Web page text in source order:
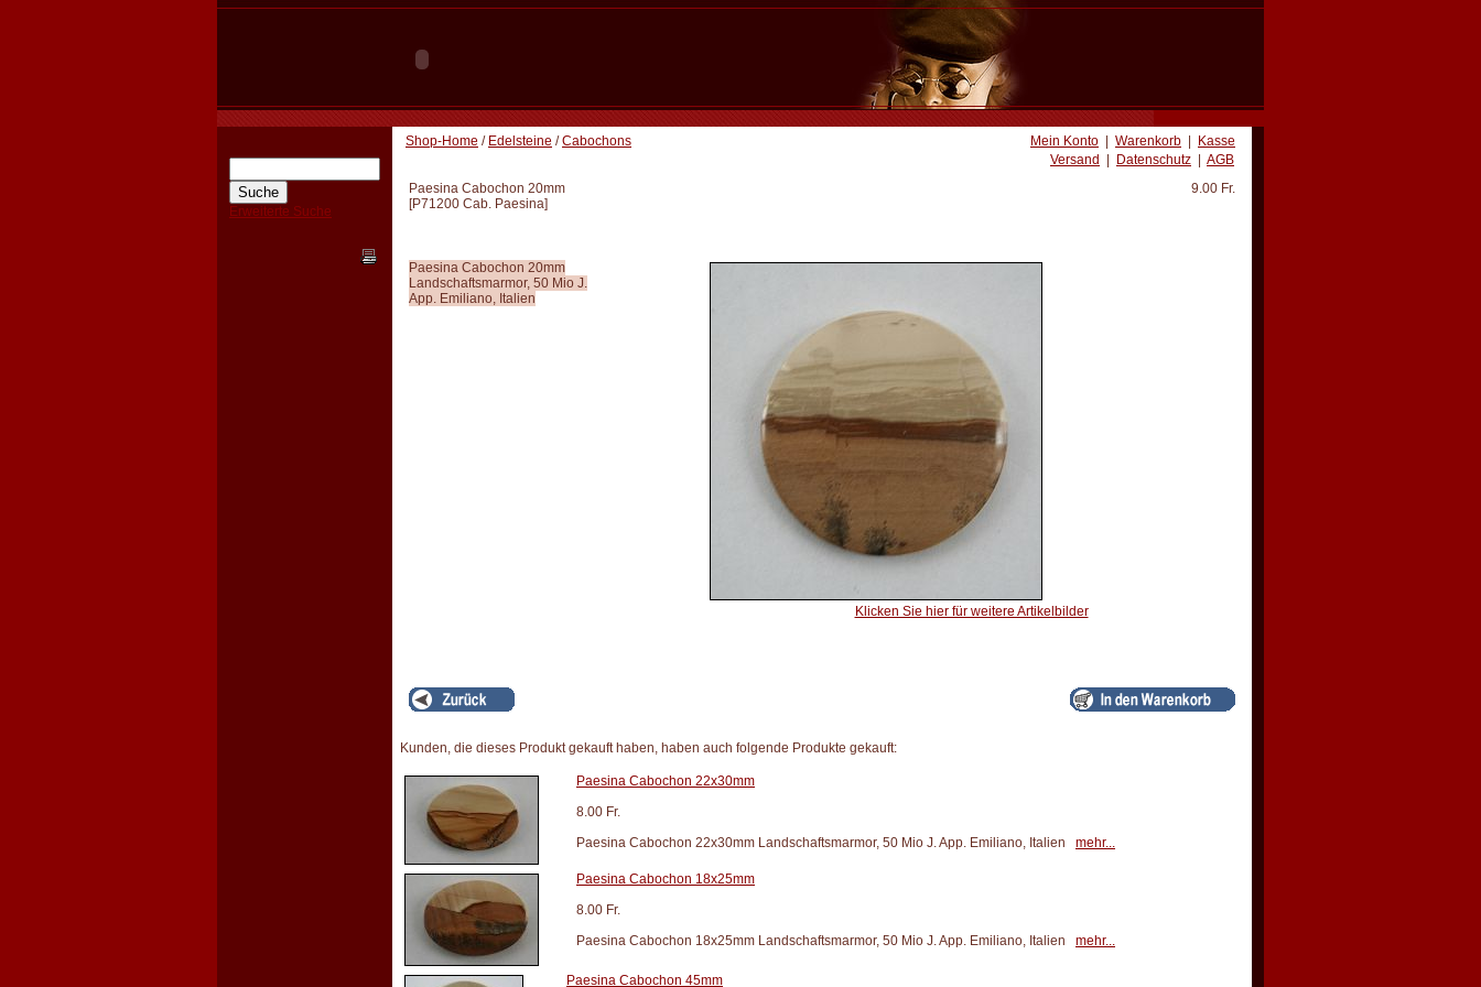
Erweiterte Suche
Shop-Home / Edelsteine /Cabochons Mein Konto Warenkorb
Kasse
Versand
Datenschutz
AGB
Paesina Cabochon 20mm
[P71200 Cab. Paesina]
9.00 Fr.
Paesina Cabochon 20mm
Landschaftsmarmor, 50 Mio J.
App. Emiliano, Italien
Klicken Sie hier für weitere Artikelbilder
Kunden, die dieses Produkt gekauft haben, haben auch folgende Produkte gekauft:
Paesina Cabochon 22x30mm
8.00 Fr.
Paesina Cabochon 22x30mm Landschaftsmarmor, 50 Mio J. App. Emiliano, Italien
mehr...
Paesina Cabochon 18x25mm
8.00 Fr.
Paesina Cabochon 18x25mm Landschaftsmarmor, 50 Mio J. App. Emiliano, Italien
mehr...
Paesina Cabochon 45mm